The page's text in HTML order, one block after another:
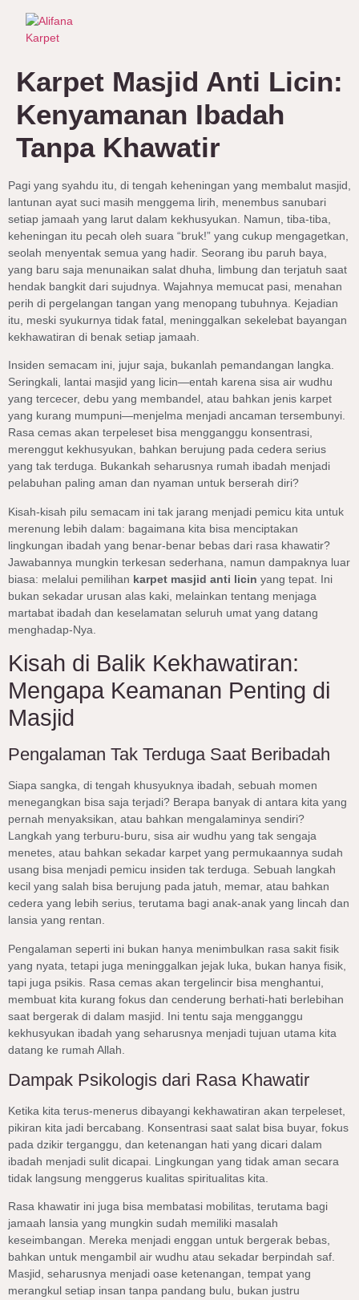
Karpet Masjid Anti Licin:
Kenyamanan Ibadah
Tanpa Khawatir
Pagi yang syahdu itu, di tengah keheningan yang membalut masjid,
lantunan ayat suci masih menggema lirih, menembus sanubari
setiap jamaah yang larut dalam kekhusyukan. Namun, tiba-tiba,
keheningan itu pecah oleh suara “bruk!” yang cukup mengagetkan,
seolah menyentak semua yang hadir. Seorang ibu paruh baya,
yang baru saja menunaikan salat dhuha, limbung dan terjatuh saat
hendak bangkit dari sujudnya. Wajahnya memucat pasi, menahan
perih di pergelangan tangan yang menopang tubuhnya. Kejadian
itu, meski syukurnya tidak fatal, meninggalkan sekelebat bayangan
kekhawatiran di benak setiap jamaah.
Insiden semacam ini, jujur saja, bukanlah pemandangan langka.
Seringkali, lantai masjid yang licin—entah karena sisa air wudhu
yang tercecer, debu yang membandel, atau bahkan jenis karpet
yang kurang mumpuni—menjelma menjadi ancaman tersembunyi.
Rasa cemas akan terpeleset bisa mengganggu konsentrasi,
merenggut kekhusyukan, bahkan berujung pada cedera serius
yang tak terduga. Bukankah seharusnya rumah ibadah menjadi
pelabuhan paling aman dan nyaman untuk berserah diri?
Kisah-kisah pilu semacam ini tak jarang menjadi pemicu kita untuk
merenung lebih dalam: bagaimana kita bisa menciptakan
lingkungan ibadah yang benar-benar bebas dari rasa khawatir?
Jawabannya mungkin terkesan sederhana, namun dampaknya luar
biasa: melalui pemilihan karpet masjid anti licin yang tepat. Ini
bukan sekadar urusan alas kaki, melainkan tentang menjaga
martabat ibadah dan keselamatan seluruh umat yang datang
menghadap-Nya.
Kisah di Balik Kekhawatiran:
Mengapa Keamanan Penting di
Masjid
Pengalaman Tak Terduga Saat Beribadah
Siapa sangka, di tengah khusyuknya ibadah, sebuah momen
menegangkan bisa saja terjadi? Berapa banyak di antara kita yang
pernah menyaksikan, atau bahkan mengalaminya sendiri?
Langkah yang terburu-buru, sisa air wudhu yang tak sengaja
menetes, atau bahkan sekadar karpet yang permukaannya sudah
usang bisa menjadi pemicu insiden tak terduga. Sebuah langkah
kecil yang salah bisa berujung pada jatuh, memar, atau bahkan
cedera yang lebih serius, terutama bagi anak-anak yang lincah dan
lansia yang rentan.
Pengalaman seperti ini bukan hanya menimbulkan rasa sakit fisik
yang nyata, tetapi juga meninggalkan jejak luka, bukan hanya fisik,
tapi juga psikis. Rasa cemas akan tergelincir bisa menghantui,
membuat kita kurang fokus dan cenderung berhati-hati berlebihan
saat bergerak di dalam masjid. Ini tentu saja mengganggu
kekhusyukan ibadah yang seharusnya menjadi tujuan utama kita
datang ke rumah Allah.
Dampak Psikologis dari Rasa Khawatir
Ketika kita terus-menerus dibayangi kekhawatiran akan terpeleset,
pikiran kita jadi bercabang. Konsentrasi saat salat bisa buyar, fokus
pada dzikir terganggu, dan ketenangan hati yang dicari dalam
ibadah menjadi sulit dicapai. Lingkungan yang tidak aman secara
tidak langsung menggerus kualitas spiritualitas kita.
Rasa khawatir ini juga bisa membatasi mobilitas, terutama bagi
jamaah lansia yang mungkin sudah memiliki masalah
keseimbangan. Mereka menjadi enggan untuk bergerak bebas,
bahkan untuk mengambil air wudhu atau sekadar berpindah saf.
Masjid, seharusnya menjadi oase ketenangan, tempat yang
merangkul setiap insan tanpa pandang bulu, bukan justru